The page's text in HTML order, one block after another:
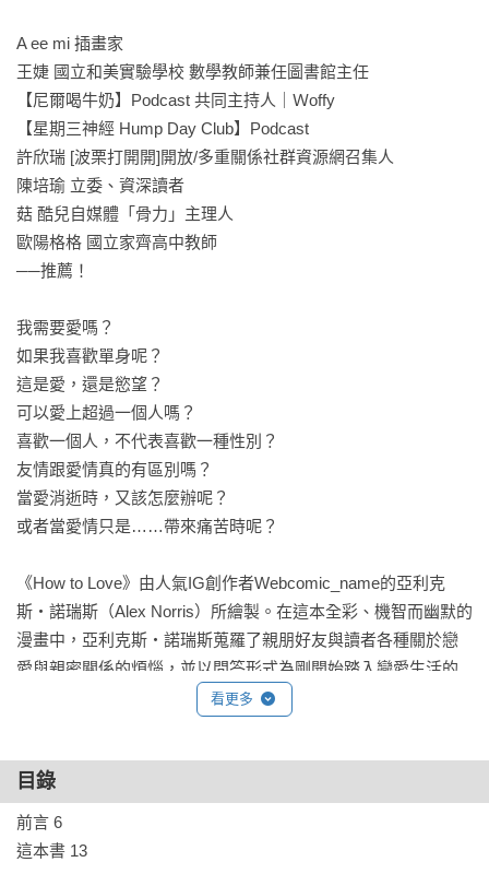
A ee mi 插畫家
王婕 國立和美實驗學校 數學教師兼任圖書館主任
【尼爾喝牛奶】Podcast 共同主持人｜Ｗoffy
【星期三神經 Hump Day Club】Podcast
許欣瑞 [波栗打開開]開放/多重關係社群資源網召集人
陳培瑜 立委、資深讀者
菇 酷兒自媒體「骨力」主理人
歐陽格格 國立家齊高中教師
──推薦！
我需要愛嗎？
如果我喜歡單身呢？
這是愛，還是慾望？
可以愛上超過一個人嗎？
喜歡一個人，不代表喜歡一種性別？
友情跟愛情真的有區別嗎？
當愛消逝時，又該怎麼辦呢？
或者當愛情只是……帶來痛苦時呢？
《How to Love》由人氣IG創作者Webcomic_name的亞利克
斯‧諾瑞斯（Alex Norris）所繪製。在這本全彩、機智而幽默的
漫畫中，亞利克斯‧諾瑞斯蒐羅了親朋好友與讀者各種關於戀
愛與親密關係的煩惱，並以問答形式為剛開始踏入戀愛生活的
年輕人，和那些希望獲得新鮮視角的經驗豐富者提供指引。
當代且性別友善的觀點，引領讀者深入淺出理解「什麼是愛」
這個大哉問，同時也以療癒的圖像點出何為愛自己、愛朋友與
愛自己的親密伴侶。
看更多
目錄
前言 6
這本書 13